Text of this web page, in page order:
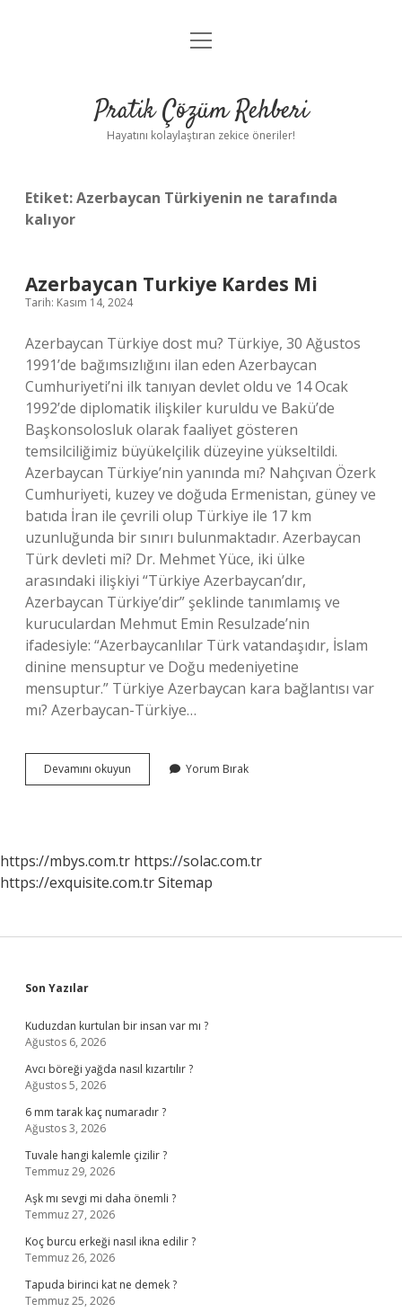
Anasayfa
Yasal Uyarı
menüyü
Pratik Çözüm Rehberi
Hayatını kolaylaştıran zekice öneriler!
Etiket:Azerbaycan Türkiyenin ne tarafında
kalıyor
Azerbaycan Turkiye Kardes Mi
Tarih: Kasım 14, 2024
Azerbaycan Türkiye dost mu? Türkiye, 30 Ağustos
1991’de bağımsızlığını ilan eden Azerbaycan
Cumhuriyeti’ni ilk tanıyan devlet oldu ve 14 Ocak
1992’de diplomatik ilişkiler kuruldu ve Bakü’de
Başkonsolosluk olarak faaliyet gösteren
temsilciliğimiz büyükelçilik düzeyine yükseltildi.
Azerbaycan Türkiye’nin yanında mı? Nahçıvan Özerk
Cumhuriyeti, kuzey ve doğuda Ermenistan, güney ve
batıda İran ile çevrili olup Türkiye ile 17 km
uzunluğunda bir sınırı bulunmaktadır. Azerbaycan
Türk devleti mi? Dr. Mehmet Yüce, iki ülke
arasındaki ilişkiyi “Türkiye Azerbaycan’dır,
Azerbaycan Türkiye’dir” şeklinde tanımlamış ve
kuruculardan Mehmut Emin Resulzade’nin
ifadesiyle: “Azerbaycanlılar Türk vatandaşıdır, İslam
dinine mensuptur ve Doğu medeniyetine
mensuptur.” Türkiye Azerbaycan kara bağlantısı var
mı? Azerbaycan-Türkiye…
Devamını okuyun Azerbaycan
Turkiye
Yorum Bırak
https://mbys.com.tr https://solac.com.tr
https://exquisite.com.trSitemap
Sidebar
Son Yazılar
Kuduzdan kurtulan bir insan var mı ?
Ağustos 6, 2026
Avcı böreği yağda nasıl kızartılır ?
Ağustos 5, 2026
6 mm tarak kaç numaradır ?
Ağustos 3, 2026
Tuvale hangi kalemle çizilir ?
Temmuz 29, 2026
Aşk mı sevgi mi daha önemli ?
Temmuz 27, 2026
Koç burcu erkeği nasıl ikna edilir ?
Temmuz 26, 2026
Tapuda birinci kat ne demek ?
Temmuz 25, 2026